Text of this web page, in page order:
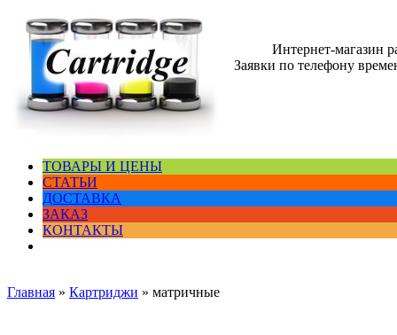
Интернет-магазин
Заявки по телефону
ТОВАРЫ И ЦЕНЫ
СТАТЬИ
ДОСТАВКА
ЗАКАЗ
КОНТАКТЫ
Главная » Картриджи » матричные